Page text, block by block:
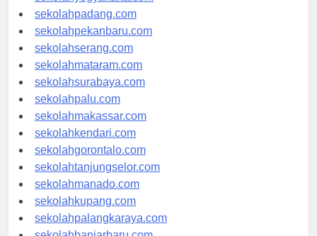
sekolahyogyakarta.com
sekolahpadang.com
sekolahpekanbaru.com
sekolahserang.com
sekolahmataram.com
sekolahsurabaya.com
sekolahpalu.com
sekolahmakassar.com
sekolahkendari.com
sekolahgorontalo.com
sekolahtanjungselor.com
sekolahmanado.com
sekolahkupang.com
sekolahpalangkaraya.com